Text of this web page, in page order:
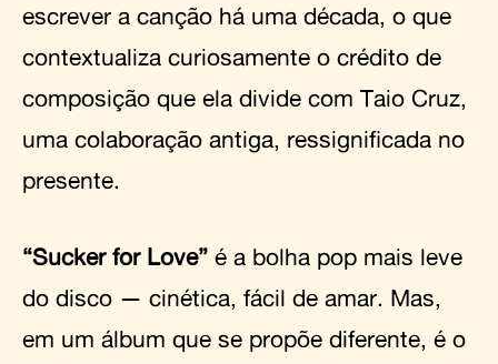
escrever a canção há uma década, o que
contextualiza curiosamente o crédito de
composição que ela divide com Taio Cruz,
uma colaboração antiga, ressignificada no
presente.
“Sucker for Love” é a bolha pop mais leve
do disco — cinética, fácil de amar. Mas,
em um álbum que se propõe diferente, é o